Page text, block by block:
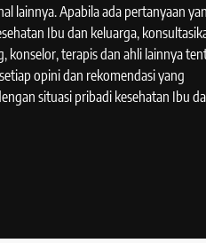
lainnya. Apabila ada pertanyaan
Ibu dan keluarga,
konselor, terapis dan ahli lainnya
opini dan rekomendasi yang
situasi pribadi kesehatan Ibu